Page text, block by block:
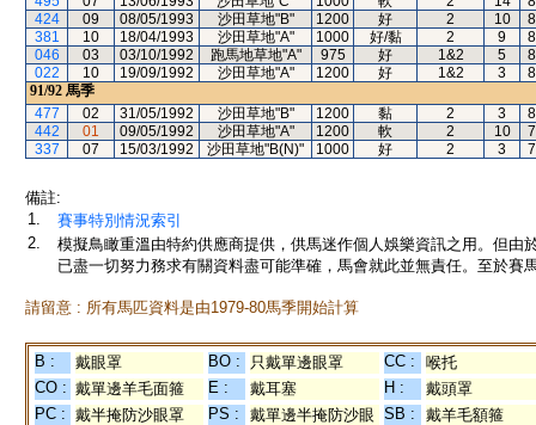
424
09 08/05/1993 沙田草地"B" 1200 好 2 10
381
10 18/04/1993 沙田草地"A" 1000 好/黏 2 9
046
03 03/10/1992 跑馬地草地"A" 975 好 1&2 5
022
10 19/09/1992 沙田草地"A" 1200 好 1&2 3
91/92 馬季
477
02 31/05/1992 沙田草地"B" 1200 黏 2 3
442
01 09/05/1992 沙田草地"A" 1200 軟 2 10
337
07 15/03/1992 沙田草地"B(N)" 1000 好 2 3
備註:
1.
賽事特別情況索引
2.
模擬鳥瞰重溫由特約供應商提供，供馬迷作個人娛樂資訊之用。但
已盡一切努力務求有關資料盡可能準確，馬會就此並無責任。至於賽
請留意 : 所有馬匹資料是由1979-80馬季開始計算
B : 戴眼罩 BO : 只戴單邊眼罩 CC :
喉托
CO : 戴單邊羊毛面箍 E : 戴耳塞 H :
戴頭罩
PC : 戴半掩防沙眼罩 PS :
戴單邊半掩防沙眼 SB : 戴羊毛額箍